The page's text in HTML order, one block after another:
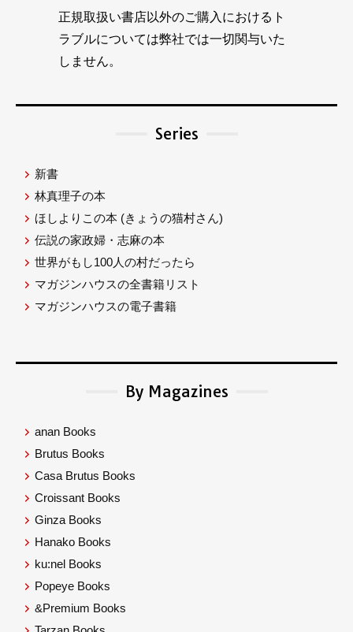
正規取扱い書店以外のご購入におけるト
ラブルについては弊社では一切関与いた
しません。
Series
新書
林真理子の本
ほしよりこの本 (きょうの猫村さん)
伝説の家政婦・志麻の本
世界がもし100人の村だったら
マガジンハウスの全書籍リスト
マガジンハウスの電子書籍
By Magazines
anan Books
Brutus Books
Casa Brutus Books
Croissant Books
Ginza Books
Hanako Books
ku:nel Books
Popeye Books
&Premium Books